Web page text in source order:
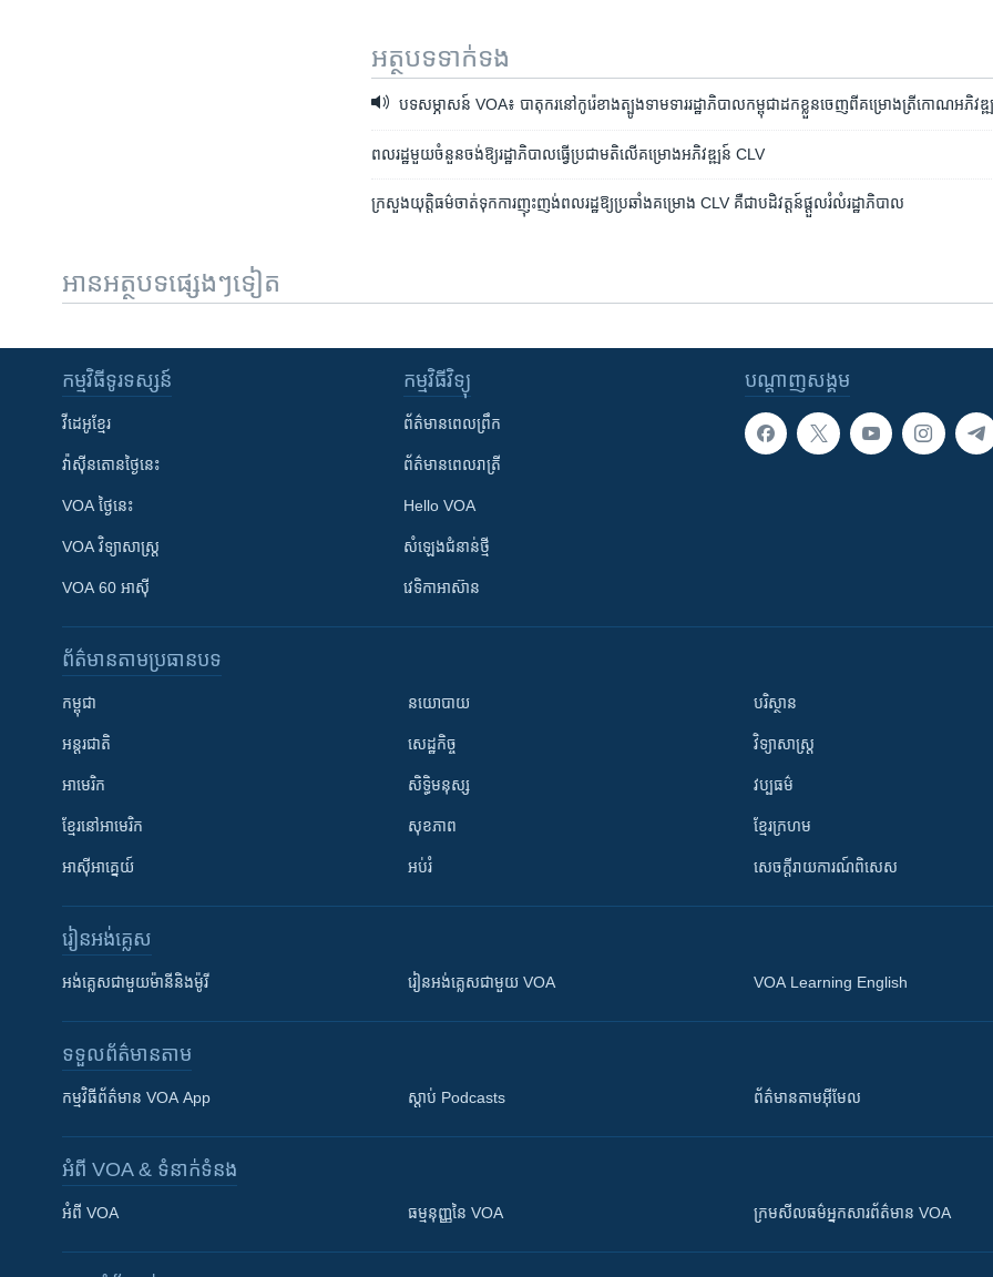
អត្ថបទ​ទាក់ទង
បទសម្ភាសន៍ VOA៖ បាតុករ​នៅ​កូរ៉េខាងត្បូង​ទាមទារ​រដ្ឋាភិបាល​កម្ពុជា​ដកខ្លួនចេញ​ពី​គម្រោង​ត្រីកោណ​អភិវឌ្
ពលរដ្ឋ​មួយ​ចំនួន​ចង់​ឱ្យ​រដ្ឋាភិបាល​ធ្វើ​ប្រជា​មតិ​លើ​គម្រោង​អភិវឌ្ឍន៍​ CLV
ក្រសួង​យុត្តិធម៌​ចាត់​ទុក​ការ​ញុះញង់​ពលរដ្ឋ​ឱ្យ​ប្រឆាំង​គម្រោង​ CLV ​គឺ​ជា​បដិវត្តន៍​ផ្តួល​រំលំ​រដ្ឋាភិបាល
អានអត្ថបទផ្សេងៗទៀត
បណ្តាញ​សង្គម
កម្មវិធី​ទូរទស្សន៍
វីដេអូ​ខ្មែរ
វ៉ាស៊ីនតោន​ថ្ងៃ​នេះ
VOA ថ្ងៃនេះ
VOA ​វិទ្យាសាស្ត្រ
VOA 60 អាស៊ី
កម្មវិធី​វិទ្យុ
ព័ត៌មាន​ពេល​ព្រឹក
ព័ត៌មាន​​ពេល​រាត្រី
Hello VOA
សំឡេង​ជំនាន់​ថ្មី
វេទិកា​អាស៊ាន
ព័ត៌មាន​តាមប្រធានបទ​
កម្ពុជា
អន្តរជាតិ
អាមេរិក
ខ្មែរ​នៅអាមេរិក
អាស៊ីអាគ្នេយ៍
នយោបាយ
សេដ្ឋកិច្ច
សិទ្ធិមនុស្ស
សុខភាព
អប់រំ
បរិស្ថាន
វិទ្យាសាស្រ្ត
វប្បធម៌
ខ្មែរក្រហម
សេចក្តីរាយការណ៍ពិសេស
រៀន​​អង់គ្លេស
អង់គ្លេស​ជាមួយ​ម៉ានី​និង​ម៉ូរី រៀន​​​​​​អង់គ្លេស​​ជាមួយ VOA VOA Learning English
ទទួល​ព័ត៌មាន​តាម
កម្មវិធី​ព័ត៌មាន VOA App ស្តាប់ Podcasts ព័ត៌មាន​តាម​អ៊ីមែល
អំពី​ VOA & ទំនាក់ទំនង
អំពី​ VOA ធម្មនុញ្ញ​នៃ VOA ក្រម​​​សីលធម៌​​​អ្នក​​​សារព័ត៌មាន VOA